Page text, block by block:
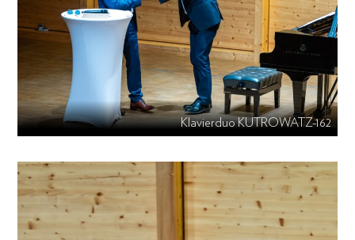
Klavierduo KUTROWATZ-162